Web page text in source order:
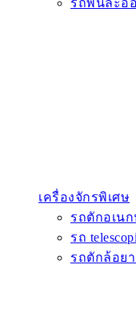
รถพ่นละอ
เครื่องจักรพิเศษ
รถตักอเน
รถ
รถตักล้อย